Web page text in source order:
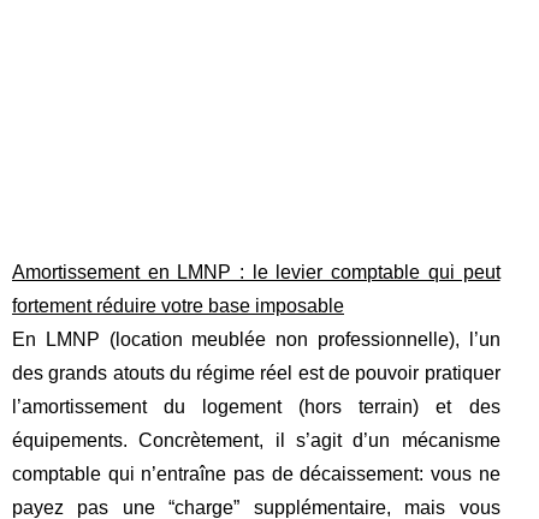
Amortissement en LMNP : le levier comptable qui peut
fortement réduire votre base imposable
En LMNP (location meublée non professionnelle), l’un
des grands atouts du régime réel est de pouvoir pratiquer
l’amortissement du logement (hors terrain) et des
équipements. Concrètement, il s’agit d’un mécanisme
comptable qui n’entraîne pas de décaissement: vous ne
payez pas une “charge” supplémentaire, mais vous